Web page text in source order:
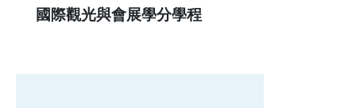
國際觀光與會展學分學程